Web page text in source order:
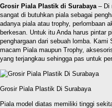
Grosir Piala Plastik di Surabaya – Di
sangat di butuhkan piala sebagai
adanya piala atau trophy, perlombaan
berkesan. Untuk itu Anda harus pintar
penghargaan dari sebuah lomba. Kami
macam Piala maupun Trophy,
yang terjangkau sehingga pas untuk
Grosir Piala Plastik Di Surabaya
Piala model diatas memiliki tinggi